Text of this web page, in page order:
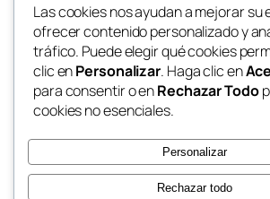
Twenty Twenty-Five
Las cookies nos ayudan a mejorar su
ofrecer contenido personalizado y
tráfico. Puede elegir qué cookies
clic enPersonalizar. Haga clic en
para consentir o enRechazar Todo
cookies no esenciales.
Personalizar
Rechazar todo